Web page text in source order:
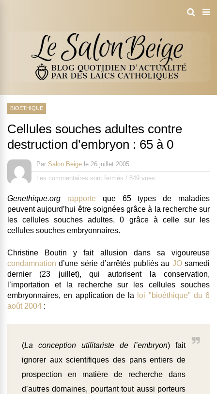
BIOÉTHIQUE
Cellules souches adultes contre
destruction d’embryon : 65 à 0
Par Salon Beige le 26 juillet 2005
Les commentaires sont fermés / 849 vues
Genethique.org rapporte que 65 types de maladies
peuvent aujourd’hui être soignées grâce à la recherche sur
les cellules souches adultes, 0 grâce à celle sur les
cellules souches embryonnaires.
Christine Boutin y fait allusion dans sa vigoureuse
condamnation d’une série d’arrêtés publiés au JOsamedi
dernier (23 juillet), qui autorisent la conservation,
l’importation et la recherche sur les cellules souches
embryonnaires, en application de la
loi "bioéthique" du 6
août 2004 :
(La conception utilitariste de l’embryon) fait
ignorer aux scientifiques des pans entiers de
prospection en matière de recherche dans
d’autres domaines, pourtant tout aussi porteurs